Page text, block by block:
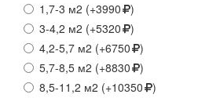
1,7-3 м2 (+3990
)
3-4,2 м2 (+5320
)
4,2-5,7 м2 (+6750
)
5,7-8,5 м2 (+8830
)
8,5-11,2 м2 (+10350
)